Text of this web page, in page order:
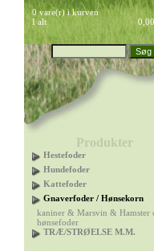
0 vare(r) i kurven
I alt
Produkter
Hestefoder
Hundefoder
Kattefoder
Gnaverfoder / Hønsekorn
kaniner & Marsvin & Hamster
hønsefoder
TRÆ/STRØELSE M.M.